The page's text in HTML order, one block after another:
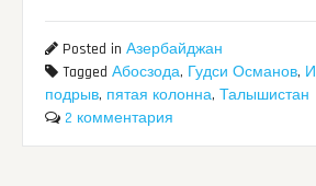
Posted inАзербайджан
TaggedАбосзода, Гудси Османов,
подрыв, пятая колонна,Талышистан
2 комментария